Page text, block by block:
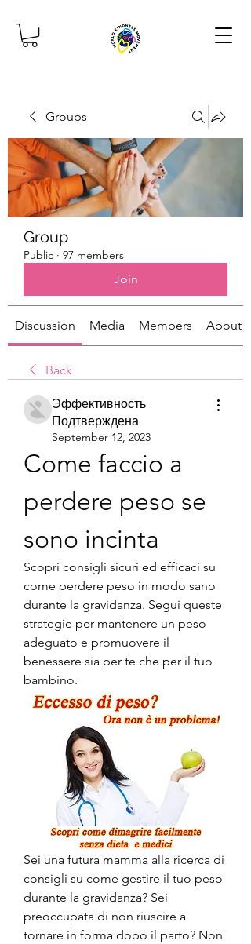
Groups
Group
Public · 97 members
Join
Discussion Media Members About
Back
Эффективность
Подтверждена
September 12, 2023
Come faccio a
perdere peso se
sono incinta
Scopri consigli sicuri ed efficaci su
come perdere peso in modo sano
durante la gravidanza. Segui queste
strategie per mantenere un peso
adeguato e promuovere il
benessere sia per te che per il tuo
bambino.
Sei una futura mamma alla ricerca di
consigli su come gestire il tuo peso
durante la gravidanza? Sei
preoccupata di non riuscire a
tornare in forma dopo il parto? Non